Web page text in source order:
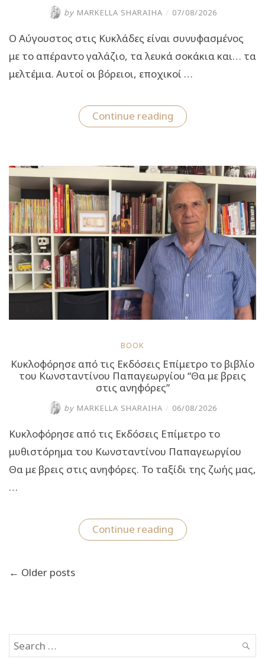
by MARKELLA SHARAIHA / 07/08/2026
Ο Αύγουστος στις Κυκλάδες είναι συνυφασμένος
με το απέραντο γαλάζιο, τα λευκά σοκάκια και… τα
μελτέμια. Αυτοί οι βόρειοι, εποχικοί …
Continue reading“Ποιες
παραλίες
με
τον
άνεμο
στις
Κυκλάδες”
BOOK
Κυκλοφόρησε από τις Εκδόσεις Επίμετρο το βιβλίο
του Κωνσταντίνου Παπαγεωργίου “Θα με βρεις
στις ανηφόρες”
by MARKELLA SHARAIHA / 06/08/2026
Κυκλοφόρησε από τις Εκδόσεις Επίμετρο το
μυθιστόρημα του Κωνσταντίνου Παπαγεωργίου
Θα με βρεις στις ανηφόρες. Το ταξίδι της ζωής μας,
…
Continue reading“Κυκλοφόρησε
από
με
άρθρων
← Older posts
Search